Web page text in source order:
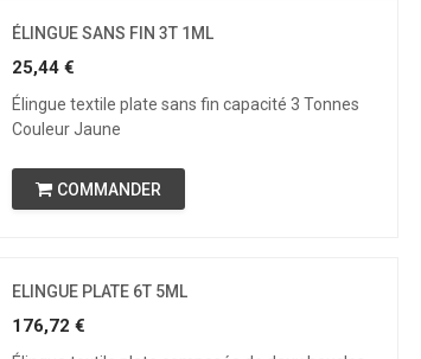
ÉLINGUE SANS FIN 3T 1ML
25,44€
Élingue textile plate sans fin capacité 3 Tonnes
Couleur Jaune
COMMANDER
ELINGUE PLATE 6T 5ML
176,72 €